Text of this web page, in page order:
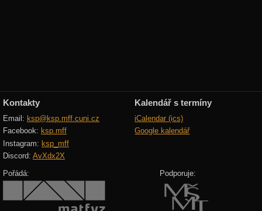
Kontakty
Email: ksp@ksp.mff.cuni.cz
Facebook: ksp.mff
Instagram: ksp_mff
Discord: AvXdx2X
Kalendář s termíny
iCalendar (ics)
Google kalendář
Pořádá: Podporuje: